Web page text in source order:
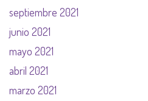
septiembre 2021
junio 2021
mayo 2021
abril 2021
marzo 2021